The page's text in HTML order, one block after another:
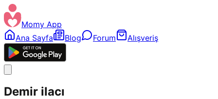
Momy App
Ana Sayfa
Blog Forum Alışveriş
Demir ilacı